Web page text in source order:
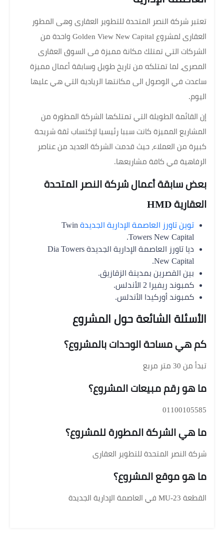
تعتبر شركة النصر المتحدة للتطوير العقارى وهى المطور
العقارى لمشروع Golden View New Capital واحدة من
الشركات التي تمتلك مكانة مميزة فى السوق العقارى
المصرى، لما تمتلكه من تاريخ طويل وسابقة أعمال مميزة
ساعدت في الوصول الى مكانتها الريادية التي هي عليها
اليوم.
إن القائمة الطويلة التي تمتلكها الشركة المطورة من
المشاريع المميزة كانت سببا رئيسيا لإكتساب ثقة شريحة
كبيرة من العملاء، حيث قدمت الشركة العديد من عناصر
الرفاهية في كافة مشاريعها.
بعض سابقة أعمال شركة النصر المتحدة
العقارية HMD
توين تاورز العاصمة الإدارية الجديدة Twin
Towers New Capital.
ديا تاورز العاصمة الإدارية الجديدة Dia Towers
New Capital.
بين القصرين بمدينة الزقازيق.
كمبوند ريفيرا 2 الأندلس.
كمبوند أوركيدا الأندلس.
الأسئلة الشائعة حول المشروع
كم هي مساحة الوحدات بالمشروع؟
تبدأ من 30 متر مربع
ما هو رقم مبيعات المشروع؟
01100105585
ما هي الشركة المطورة للمشروع؟
شركة النصر المتحدة للتطوير العقارى
ما هو موقع المشروع؟
القطعة MU-23 في العاصمة الإدارية الجديدة